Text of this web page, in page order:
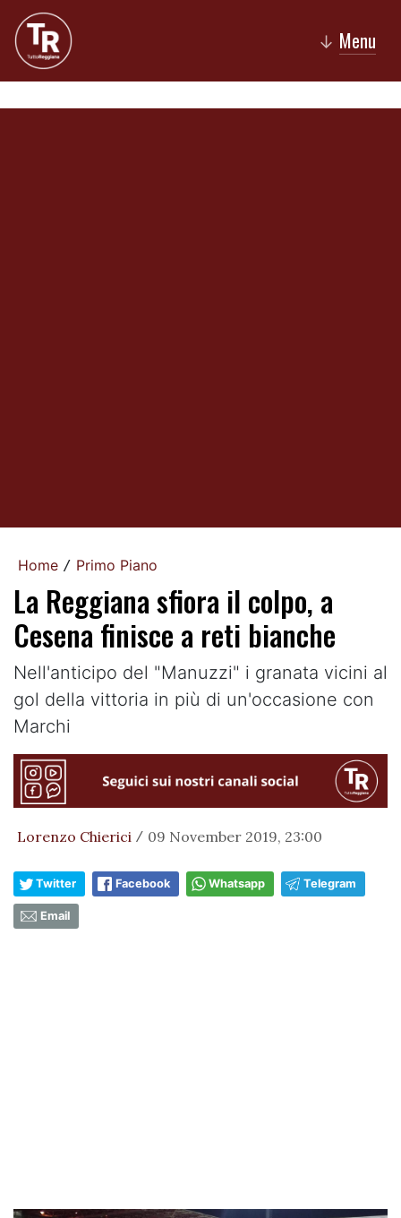
↓ Menu
Home / Primo Piano
La Reggiana sfiora il colpo, a
Cesena finisce a reti bianche
Nell'anticipo del "Manuzzi" i granata vicini al
gol della vittoria in più di un'occasione con
Marchi
Lorenzo Chierici / 09 November 2019, 23:00
Twitter Facebook Whatsapp Telegram
Email